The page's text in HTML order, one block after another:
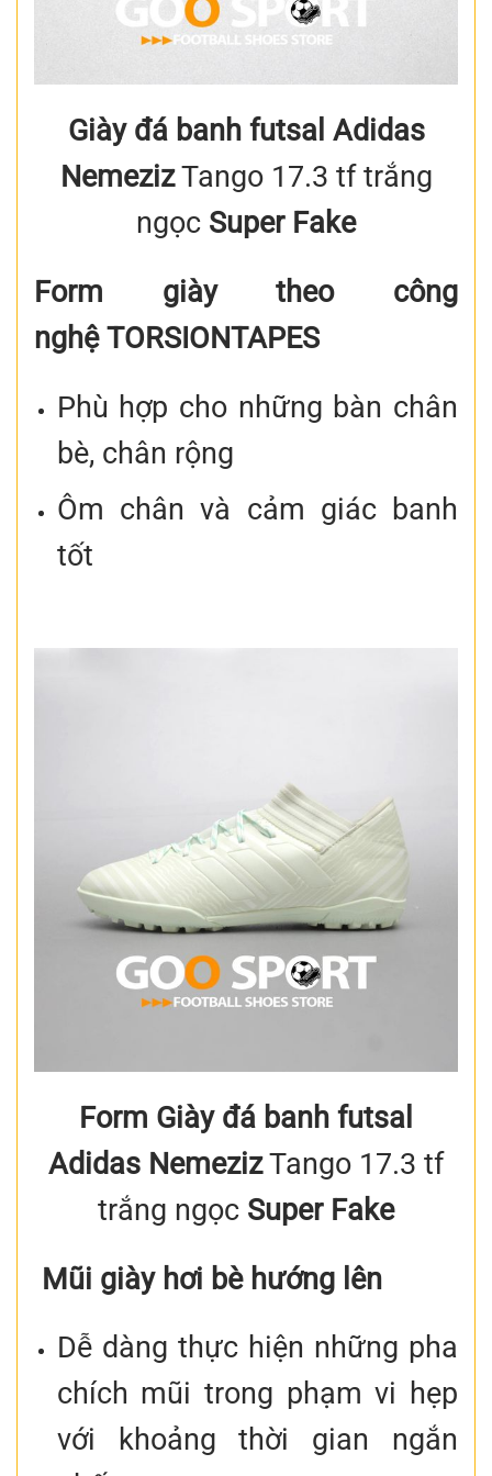
Giày đá banh futsal Adidas
NemezizTango 17.3 tf trắng
ngọc Super Fake
Form giày theo công
nghệ TORSIONTAPES
Phù hợp cho những bàn chân
bè, chân rộng
Ôm chân và cảm giác banh
tốt
Form Giày đá banh futsal
Adidas NemezizTango 17.3 tf
trắng ngọc Super Fake
Mũi giày hơi bè hướng lên
Dễ dàng thực hiện những pha
chích mũi trong phạm vi hẹp
với khoảng thời gian ngắn